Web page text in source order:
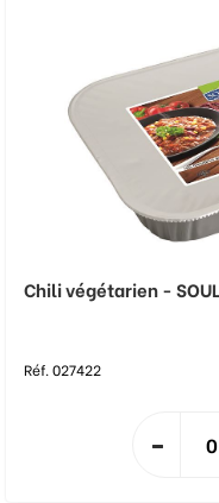
Chili végétarien -
Réf. 027422